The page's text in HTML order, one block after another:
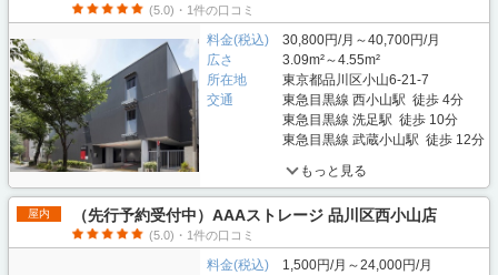
(5.0)・1件の口コミ
料金(税込)
30,800円/月～40,700円/月
広さ
3.09m²～4.55m²
所在地
東京都品川区小山6-21-7
交通
東急目黒線 西小山駅 徒歩 4分
東急目黒線 洗足駅 徒歩 10分
東急目黒線 武蔵小山駅 徒歩 12分
もっと見る
屋内 （先行予約受付中）AAAストレージ 品川区西小山店
(5.0)・1件の口コミ
料金(税込)
1,500円/月～24,000円/月